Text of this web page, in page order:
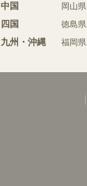
中国 岡山県
四国 徳島県
九州・沖縄 福岡県